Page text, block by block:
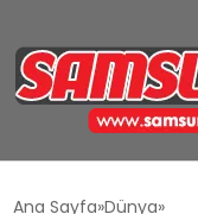
Ana Sayfa Dünya